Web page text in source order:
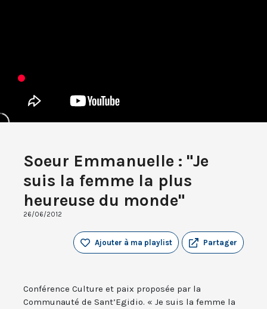
Soeur Emmanuelle : "Je
suis la femme la plus
heureuse du monde"
26/06/2012
Partager
Ajouter à ma playlist
Conférence Culture et paix proposée par la
Communauté de Sant’Egidio. « Je suis la femme la